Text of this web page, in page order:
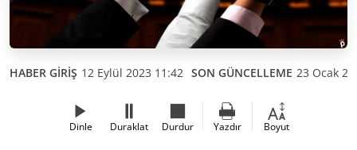
HABER GİRİŞ 12 Eylül 2023 11:42 SON GÜNCELLEME 23 Ocak
Dinle Duraklat Durdur Yazdır Boyut